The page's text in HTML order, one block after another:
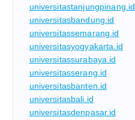
universitastanjungpinang.id
universitasbandung.id
universitassemarang.id
universitasyogyakarta.id
universitassurabaya.id
universitasserang.id
universitasbanten.id
universitasbali.id
universitasdenpasar.id